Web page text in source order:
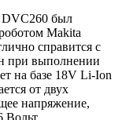
DVC260 был
Makita
справится с
при выполнении
на базе 18V Li-Ion
от двух
напряжение,